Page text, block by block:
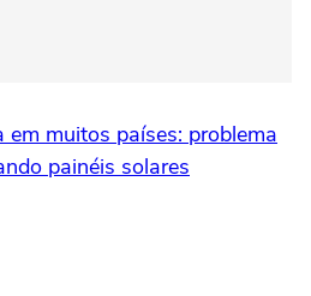
muitos países: problema
painéis solares